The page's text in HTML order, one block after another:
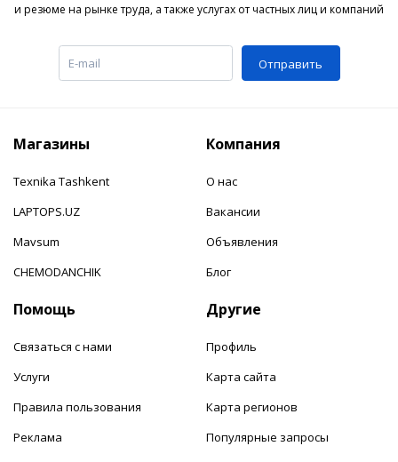
и резюме на рынке труда, а также услугах от частных лиц и компаний
Отправить
Магазины
Texnika Tashkent
LAPTOPS.UZ
Mavsum
CHEMODANCHIK
Компания
О нас
Вакансии
Объявления
Блог
Помощь
Связаться с нами
Услуги
Правила пользования
Реклама
Другие
Профиль
Карта сайта
Карта регионов
Популярные запросы